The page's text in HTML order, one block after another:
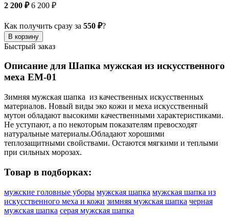
2 200 ₽ 6 200 ₽
Как получить сразу за 550 ₽?
В корзину
Быстрый заказ
Описание для Шапка мужская из искусственного
меха ЕМ-01
Зимняя мужская шапка из качественных искусственных
материалов. Новый виды эко кожи и меха искусственный
мутон обладают высокими качественными характеристиками.
Не уступают, а по некоторым показателям превосходят
натуральные материалы.Обладают хорошими
теплозащитными свойствами. Остаются мягкими и теплыми
при сильных морозах.
Товар в подборках:
мужские головные уборы мужская шапка мужская шапка из
искусственного меха и кожи зимняя мужская шапка черная
мужская шапка серая мужская шапка